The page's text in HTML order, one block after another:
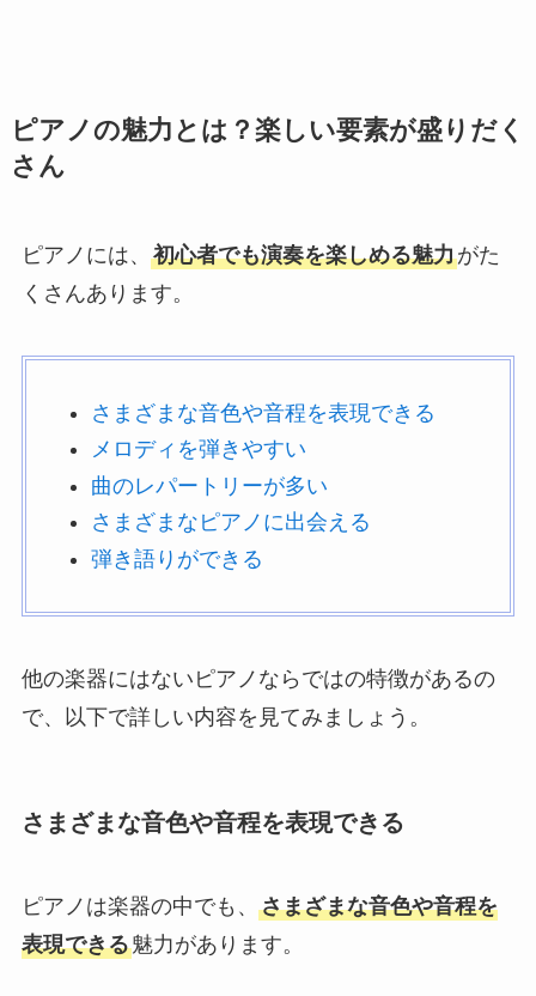
ピアノの魅力とは？楽しい要素が盛りだく
さん
ピアノには、 初心者でも演奏を楽しめる魅力がた
くさんあります。
さまざまな音色や音程を表現できる
メロディを弾きやすい
曲のレパートリーが多い
さまざまなピアノに出会える
弾き語りができる
他の楽器にはないピアノならではの特徴があるの
で、以下で詳しい内容を見てみましょう。
さまざまな音色や音程を表現できる
ピアノは楽器の中でも、 さまざまな音色や音程を
表現できる魅力があります。